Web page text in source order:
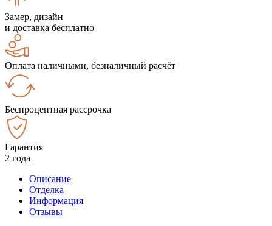
Замер, дизайн
и доставка бесплатно
Оплата наличными, безналичный расчёт
Беспроцентная рассрочка
Гарантия
2 года
Описание
Отделка
Информация
Отзывы